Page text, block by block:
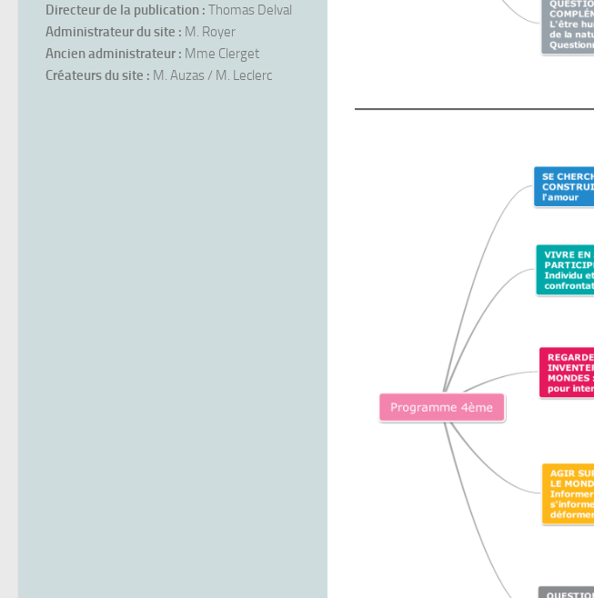
Directeur de la publication : Thomas Delval
Administrateur du site : M. Royer
Ancien administrateur : Mme Clerget
Créateurs du site : M. Auzas / M. Leclerc